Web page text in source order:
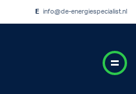
E info@de-energiespecialist.nl